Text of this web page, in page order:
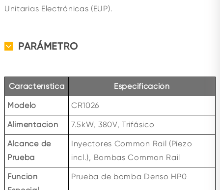
Unitarias Electrónicas (EUP).
PARÁMETRO
Característica Especificación
Modelo CR1026
Alimentación 7.5kW, 380V, Trifásico
Alcance de
Prueba
Inyectores Common Rail (Piezo
incl.), Bombas Common Rail
Función
Prueba de bomba Denso HP0